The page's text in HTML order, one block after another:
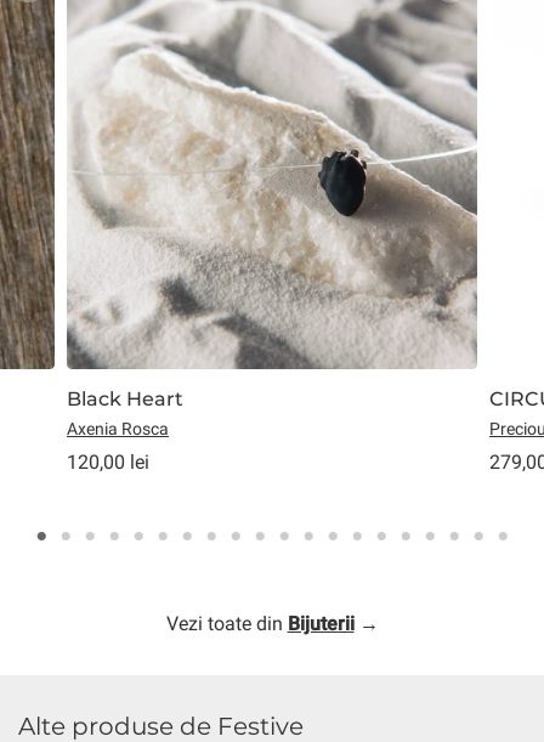
Black Heart
Axenia Rosca
120,00 lei
Vezi toate din Bijuterii→
Alte produse de Festive